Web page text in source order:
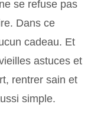
se refuse pas
Dans ce
cadeau. Et
astuces et
rentrer sain et
simple.